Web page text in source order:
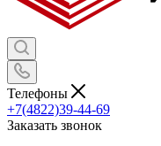
Телефоны
+7(4822)39-44-69
Заказать звонок